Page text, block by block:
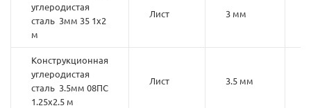
углеродистая
сталь 3мм 35 1х2
м
Лист 3 мм
Конструкционная
углеродистая
сталь 3.5мм 08ПС
1.25х2.5 м
Лист 3.5 мм